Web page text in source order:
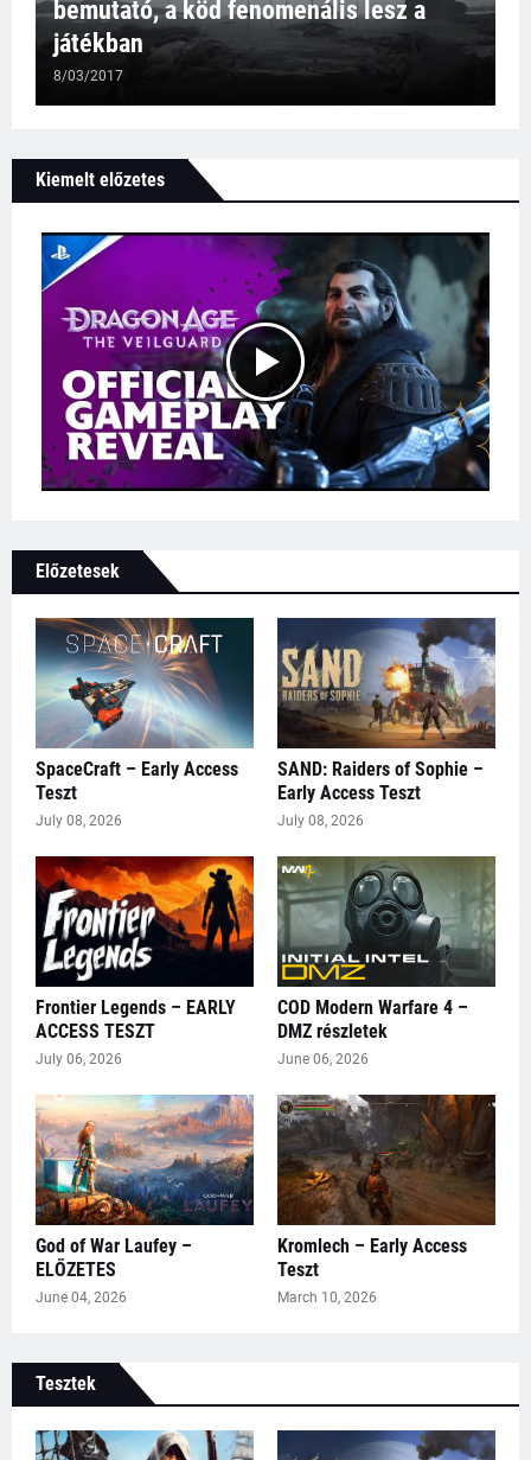
bemutató, a köd fenomenális lesz a
játékban
8/03/2017
Kiemelt előzetes
Előzetesek
SpaceCraft – Early Access
Teszt
July 08, 2026
SAND: Raiders of Sophie –
Early Access Teszt
July 08, 2026
Frontier Legends – EARLY
ACCESS TESZT
July 06, 2026
COD Modern Warfare 4 –
DMZ részletek
June 06, 2026
God of War Laufey –
ELŐZETES
June 04, 2026
Kromlech – Early Access
Teszt
March 10, 2026
Tesztek